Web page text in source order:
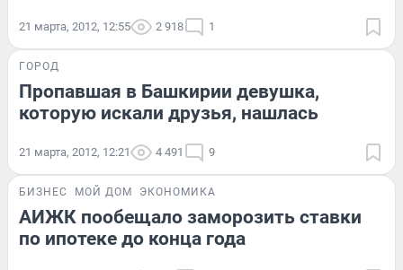
21 марта, 2012, 12:55 2 918 1
ГОРОД
Пропавшая в Башкирии девушка,
которую искали друзья, нашлась
21 марта, 2012, 12:21 4 491 9
БИЗНЕС МОЙ ДОМ ЭКОНОМИКА
АИЖК пообещало заморозить ставки
по ипотеке до конца года